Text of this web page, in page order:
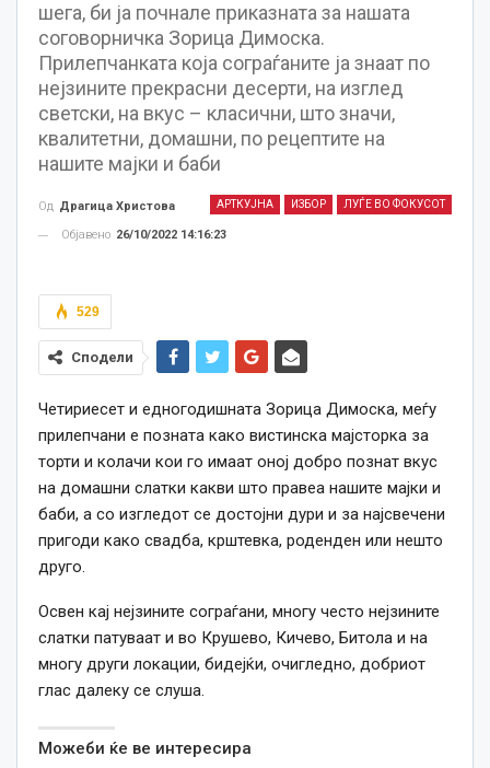
шега, би ја почнале приказната за нашата
соговорничка Зорица Димоска.
Прилепчанката која сограѓаните ја знаат по
нејзините прекрасни десерти, на изглед
светски, на вкус – класични, што значи,
квалитетни, домашни, по рецептите на
нашите мајки и баби
АРТКУЈНА ИЗБОР ЛУЃЕ ВО ФОКУСОТ
Од Драгица Христова
Објавено 26/10/2022 14:16:23
529
Сподели
Четириесет и едногодишната Зорица Димоска, меѓу
прилепчани е позната како вистинска мајсторка за
торти и колачи кои го имаат оној добро познат вкус
на домашни слатки какви што правеа нашите мајки и
баби, а со изгледот се достојни дури и за најсвечени
пригоди како свадба, крштевка, роденден или нешто
друго.
Освен кај нејзините сограѓани, многу често нејзините
слатки патуваат и во Крушево, Кичево, Битола и на
многу други локации, бидејќи, очигледно, добриот
глас далеку се слуша.
Можеби ќе ве интересира